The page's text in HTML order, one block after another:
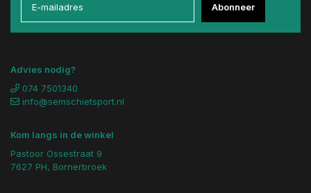
Abonneer
Advies nodig?
074 7501340
info@semschietsport.nl
Kom langs in de winkel
Pastoor Ossestraat 9
7627 PH, Bornerbroek